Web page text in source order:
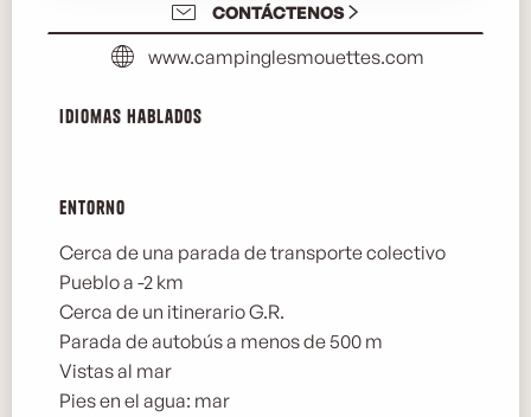
CONTÁCTENOS
www.campinglesmouettes.com
Idiomas hablados
Idiomas hablados
Entorno
Entorno
Cerca de una parada de transporte colectivo
Pueblo a -2 km
Cerca de un itinerario G.R.
Parada de autobús a menos de 500 m
Vistas al mar
Pies en el agua: mar